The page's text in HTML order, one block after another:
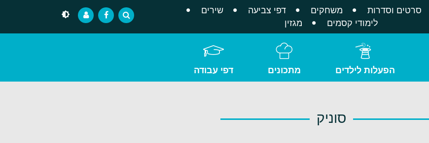
סרטים וסדרות משחקים דפי צביעה
שירים
לימודי קסמים
מגזין
הפעלות לילדים מתכונים דפי עבודה
סוניק